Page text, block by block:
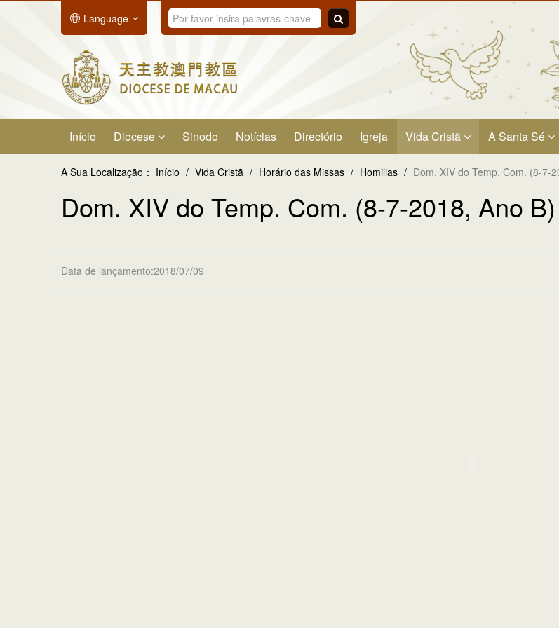
Language
Início Diocese Sinodo Notícias Directório Igreja Vida Cristã A Santa Sé
A Sua Localização： Início / Vida Cristã / Horário das Missas / Homilias / Dom. XIV do Temp. Com. (8-7-
Dom. XIV do Temp. Com. (8-7-2018, Ano B)
Data de lançamento:2018/07/09